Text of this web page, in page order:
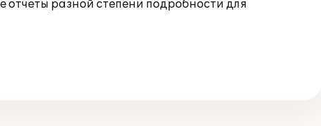
отчеты разной степени подробности для